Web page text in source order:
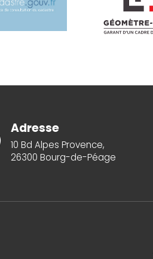
Adresse
10 Bd Alpes Provence,
26300 Bourg-de-Péage